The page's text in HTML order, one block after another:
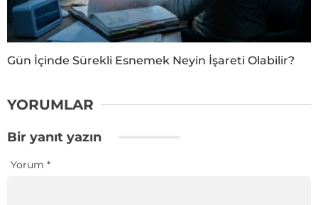
Gün İçinde Sürekli Esnemek Neyin İşareti Olabilir?
YORUMLAR
Bir yanıt yazın
Yorum *